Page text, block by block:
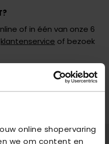
online shopervaring
we om content en
of in één van onze 6
klantenservice of bezoek
JOU